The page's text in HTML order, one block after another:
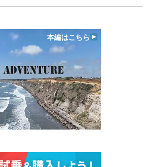
本編はこちら